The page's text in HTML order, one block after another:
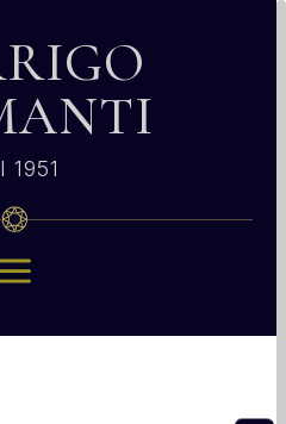
1951